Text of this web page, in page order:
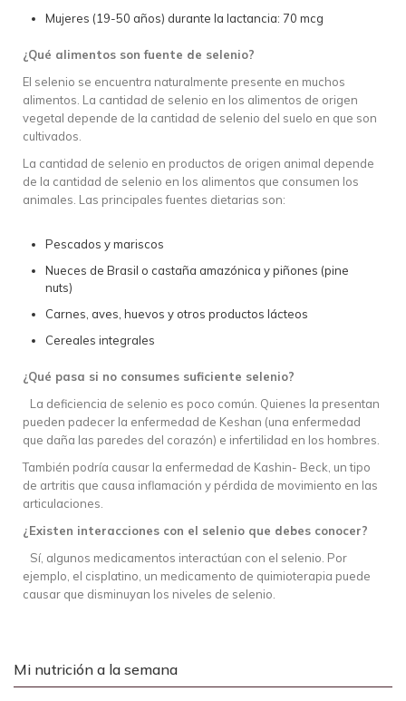
Mujeres (19-50 años) durante la lactancia: 70 mcg
¿Qué alimentos son fuente de selenio?
El selenio se encuentra naturalmente presente en muchos
alimentos. La cantidad de selenio en los alimentos de origen
vegetal depende de la cantidad de selenio del suelo en que son
cultivados.
La cantidad de selenio en productos de origen animal depende
de la cantidad de selenio en los alimentos que consumen los
animales. Las principales fuentes dietarias son:
Pescados y mariscos
Nueces de Brasil o castaña amazónica y piñones (pine
nuts)
Carnes, aves, huevos y otros productos lácteos
Cereales integrales
¿Qué pasa si no consumes suficiente selenio?
La deficiencia de selenio es poco común. Quienes la presentan
pueden padecer la enfermedad de Keshan (una enfermedad
que daña las paredes del corazón) e infertilidad en los hombres.
También podría causar la enfermedad de Kashin- Beck, un tipo
de artritis que causa inflamación y pérdida de movimiento en las
articulaciones.
¿Existen interacciones con el selenio que debes conocer?
Sí, algunos medicamentos interactúan con el selenio. Por
ejemplo, el cisplatino, un medicamento de quimioterapia puede
causar que disminuyan los niveles de selenio.
Mi nutrición a la semana